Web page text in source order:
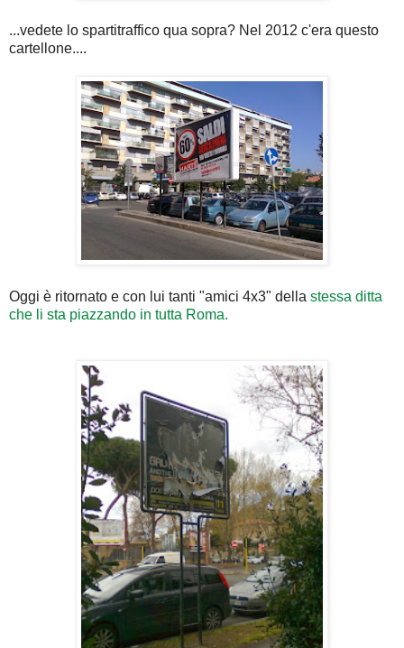
...vedete lo spartitraffico qua sopra? Nel 2012 c'era questo
cartellone....
Oggi è ritornato e con lui tanti "amici 4x3" della stessa ditta
che li sta piazzando in tutta Roma.